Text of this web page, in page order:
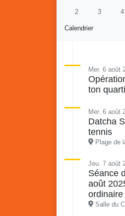
Calendrier
2 3 4
Mer. 6 août
ton
Mer. 6 août
Datcha
tennis
Plage de
Jeu. 7 août
Séance
août
ordinaire
Salle du
Vakans o Gozyé :
Lanta
PDF - 1.6 Mio